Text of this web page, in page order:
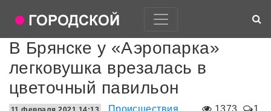
В Брянске у «Аэропарка»
легковушка врезалась в
цветочный павильон
1373 1
Происшествия